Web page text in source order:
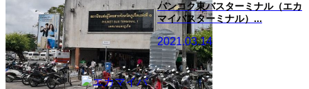
バンコク東バスターミナル（エカ
マイバスターミナル）...
2021.03.14